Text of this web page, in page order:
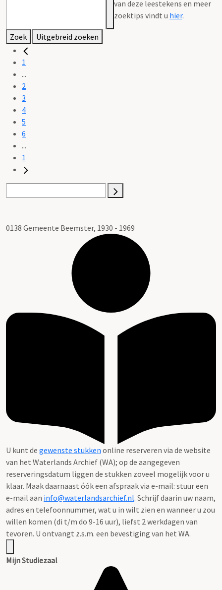
van deze leestekens en meer
zoektips vindt u hier.
Zoek Uitgebreid zoeken
1
...
2
3
4
5
6
...
1
0138 Gemeente Beemster, 1930 - 1969
U kunt de gewenste stukken online reserveren via de website
van het Waterlands Archief (WA); op de aangegeven
reserveringsdatum liggen de stukken zoveel mogelijk voor u
klaar. Maak daarnaast óók een afspraak via e-mail: stuur een
e-mail aan info@waterlandsarchief.nl. Schrijf daarin uw naam,
adres en telefoonnummer, wat u in wilt zien en wanneer u zou
willen komen (di t/m do 9-16 uur), liefst 2 werkdagen van
tevoren. U ontvangt z.s.m. een bevestiging van het WA.
Mijn Studiezaal